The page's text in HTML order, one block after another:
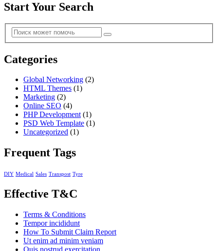
Start Your Search
Categories
Global Networking (2)
HTML Themes (1)
Marketing (2)
Online SEO (4)
PHP Development(1)
PSD Web Template (1)
Uncategorized (1)
Frequent Tags
DIY Medical Sales Transpost Tyre
Effective T&C
Terms & Conditions
Tempor incididunt
How To Submit Claim Report
Ut enim ad minim veniam
Quis nostrud exercitation